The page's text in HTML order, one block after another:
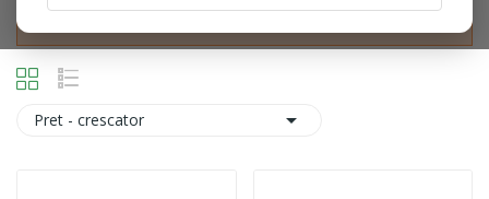
Pret - crescator 